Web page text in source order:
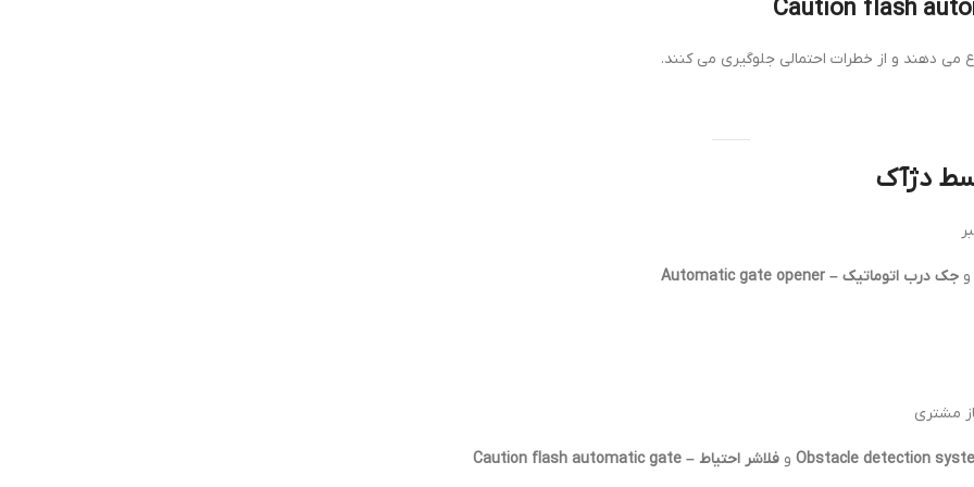
می دهند و از خطرات احتمالی جلوگیری می کنند.
دژآک
و جک درب اتوماتیک – Automatic gate opener
مشتری
و فلاشر احتیاط – Caution flash automatic gate